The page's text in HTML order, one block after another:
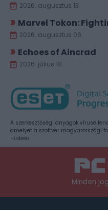
2026. augusztus 13.
Marvel Tokon:
2026. augusztus 06.
Echoes of Aincrad
2026. július 10.
A szerkesztőségi anyagok
amelyet a szoftver magyarországi
Hirdetés
Minden